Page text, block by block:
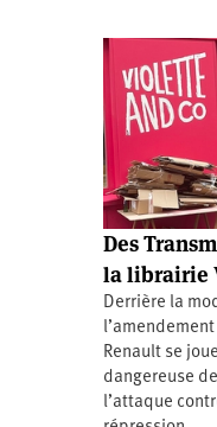
Des
la librairie
Derrière la
Renault se
dangereuse
l’attaque